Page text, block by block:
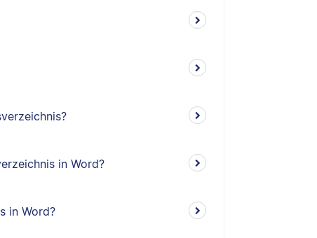
in Word?
in Word?